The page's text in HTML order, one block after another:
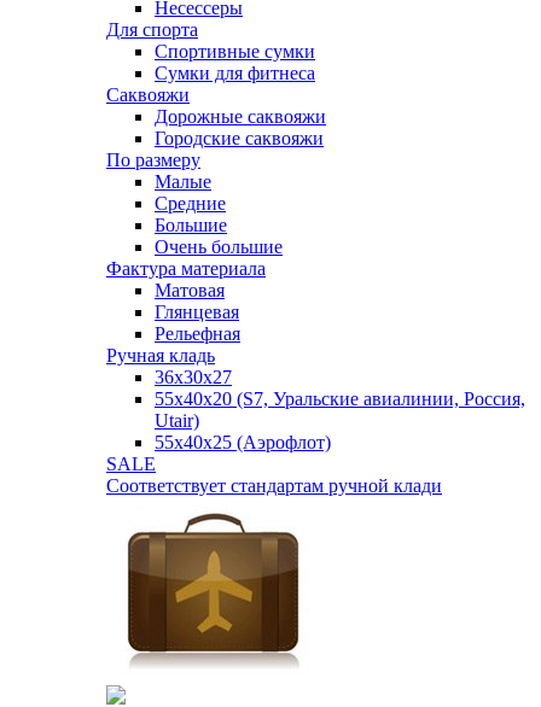
Несессеры
Для спорта
Спортивные сумки
Сумки для фитнеса
Саквояжи
Дорожные саквояжи
Городские саквояжи
По размеру
Малые
Средние
Большие
Очень большие
Фактура материала
Матовая
Глянцевая
Рельефная
Ручная кладь
36х30x27
55х40х20 (S7, Уральские авиалинии, Россия,
Utair)
55х40х25 (Аэрофлот)
SALE
Соответствует стандартам ручной клади